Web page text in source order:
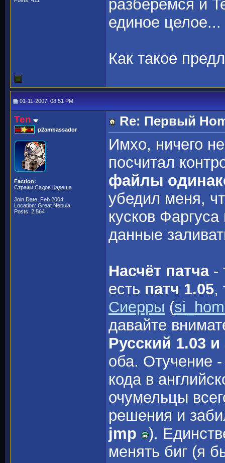
разберёмся и
единое целое...
Как такое
01-11-2007, 08:51 PM
Ten
p2ambassador
Faction:
Стражи Садов Кадеша
Join Date: Feb 2004
Location: Great Nebula
Posts: 2,564
Re: Первый
Имхо, ничего
посчитал
файлы
убедил меня,
кусков
данные
Насчёт патча-
есть патч 1.05,
Сиерры (
давайте
Русский 1.03
оба. Отучение
кода в
очумельцы
решения и
jmp
).
менять биг (я